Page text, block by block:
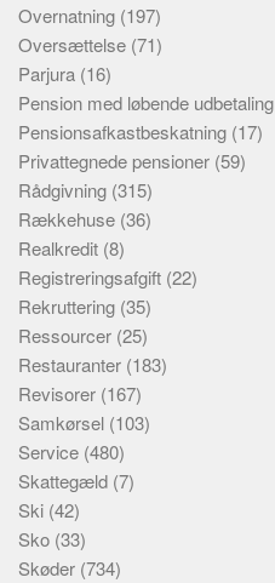
Overnatning (197)
Oversættelse (71)
Parjura (16)
Pension med løbende udbetaling
Pensionsafkastbeskatning (17)
Privattegnede pensioner (59)
Rådgivning (315)
Rækkehuse (36)
Realkredit (8)
Registreringsafgift (22)
Rekruttering (35)
Ressourcer (25)
Restauranter (183)
Revisorer (167)
Samkørsel (103)
Service (480)
Skattegæld (7)
Ski (42)
Sko (33)
Skøder (734)